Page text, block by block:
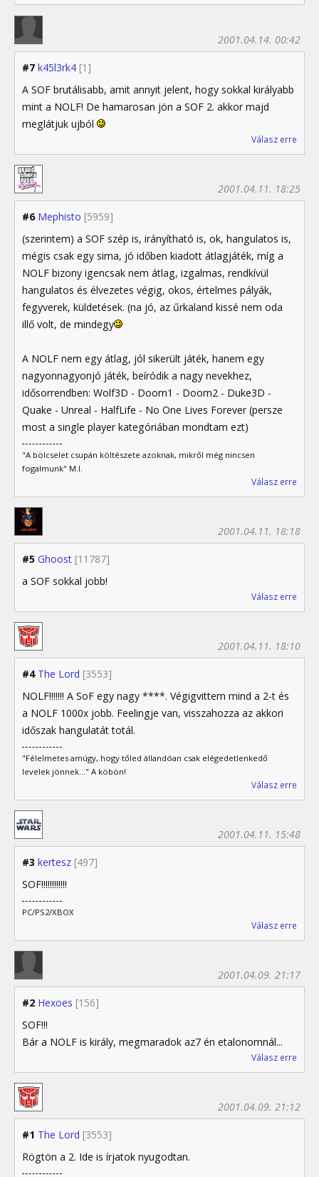
#7 k45l3rk4 [1]
2001.04.14. 00:42
A SOF brutálisabb, amit annyit jelent, hogy sokkal királyabb
mint a NOLF! De hamarosan jön a SOF 2. akkor majd
meglátjuk ujból
Válasz erre
#6 Mephisto [5959]
2001.04.11. 18:25
(szerintem) a SOF szép is, irányítható is, ok, hangulatos is,
mégis csak egy sima, jó időben kiadott átlagjáték, míg a
NOLF bizony igencsak nem átlag, izgalmas, rendkívül
hangulatos és élvezetes végig, okos, értelmes pályák,
fegyverek, küldetések. (na jó, az űrkaland kissé nem oda
illő volt, de mindegy
A NOLF nem egy átlag, jól sikerült játék, hanem egy
nagyonnagyonjó játék, beíródik a nagy nevekhez,
idősorrendben: Wolf3D - Doom1 - Doom2 - Duke3D -
Quake - Unreal - HalfLife - No One Lives Forever (persze
most a single player kategóriában mondtam ezt)
"A bölcselet csupán költészete azoknak, mikről még nincsen
fogalmunk" M.I.
Válasz erre
#5 Ghoost [11787]
2001.04.11. 18:18
a SOF sokkal jobb!
Válasz erre
#4 The Lord [3553]
2001.04.11. 18:10
NOLF!!!!!!! A SoF egy nagy ****. Végigvittem mind a 2-t és
a NOLF 1000x jobb. Feelingje van, visszahozza az akkori
időszak hangulatát totál.
"Félelmetes amúgy, hogy tőled állandóan csak elégedetlenkedő
levelek jönnek..." A köbön!
Válasz erre
#3 kertesz [497]
2001.04.11. 15:48
SOF!!!!!!!!!!!!
PC/PS2/XBOX
Válasz erre
#2 Hexoes [156]
2001.04.09. 21:17
SOF!!!
Bár a NOLF is király, megmaradok az7 én etalonomnál...
Válasz erre
#1 The Lord [3553]
2001.04.09. 21:12
Rögtön a 2. Ide is írjatok nyugodtan.